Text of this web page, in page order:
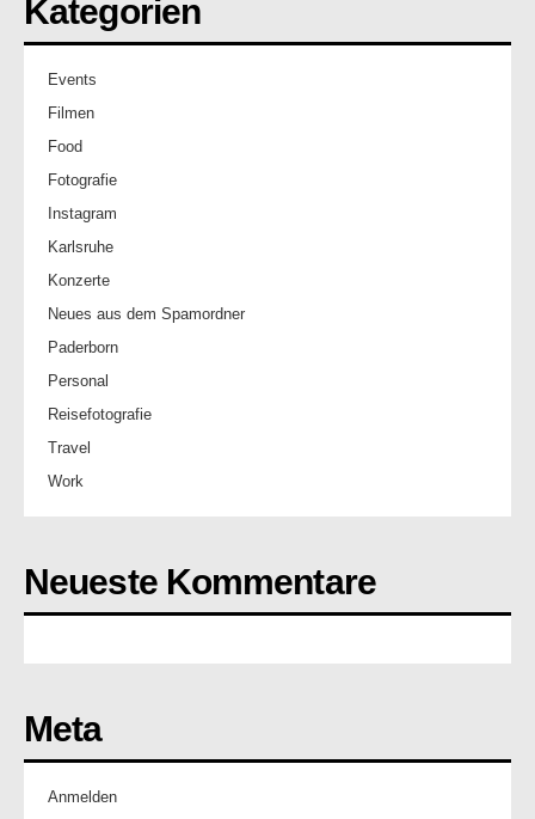
Kategorien
Events
Filmen
Food
Fotografie
Instagram
Karlsruhe
Konzerte
Neues aus dem Spamordner
Paderborn
Personal
Reisefotografie
Travel
Work
Neueste Kommentare
Meta
Anmelden